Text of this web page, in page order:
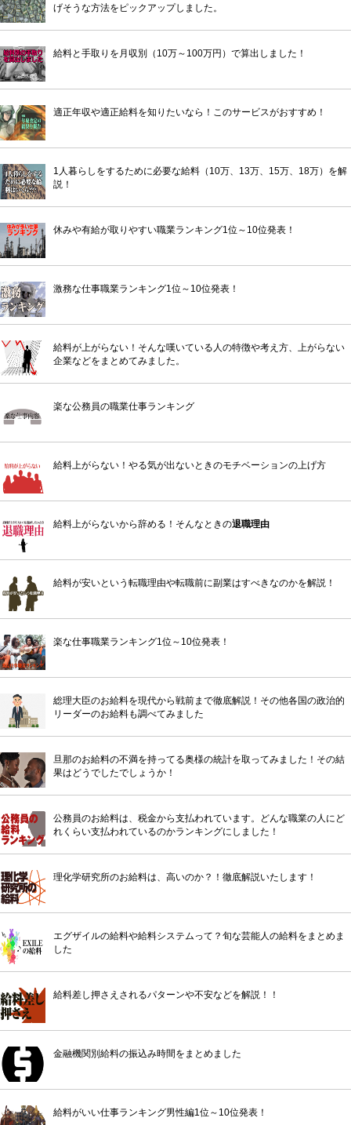
げそうな方法をピックアップしました。
給料と手取りを月収別（10万～100万円）で算出しました！
適正年収や適正給料を知りたいなら！このサービスがおすすめ！
1人暮らしをするために必要な給料（10万、13万、15万、18万）を解
説！
休みや有給が取りやすい職業ランキング1位～10位発表！
激務な仕事職業ランキング1位～10位発表！
給料が上がらない！そんな嘆いている人の特徴や考え方、上がらない
企業などをまとめてみました。
楽な公務員の職業仕事ランキング
給料上がらない！やる気が出ないときのモチベーションの上げ方
給料上がらないから辞める！そんなときの退職理由
給料が安いという転職理由や転職前に副業はすべきなのかを解説！
楽な仕事職業ランキング1位～10位発表！
総理大臣のお給料を現代から戦前まで徹底解説！その他各国の政治的
リーダーのお給料も調べてみました
旦那のお給料の不満を持ってる奥様の統計を取ってみました！その結
果はどうでしたでしょうか！
公務員のお給料は、税金から支払われています。どんな職業の人にど
れくらい支払われているのかランキングにしました！
理化学研究所のお給料は、高いのか？！徹底解説いたします！
エグザイルの給料や給料システムって？旬な芸能人の給料をまとめま
した
給料差し押さえされるパターンや不安などを解説！！
金融機関別給料の振込み時間をまとめました
給料がいい仕事ランキング男性編1位～10位発表！